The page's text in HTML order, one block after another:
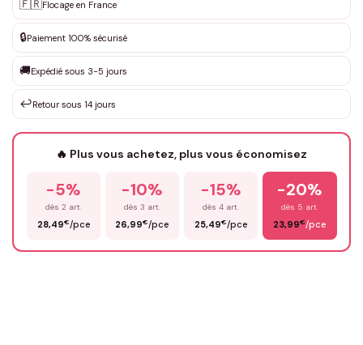
✨
DEVIS GRATUIT · Personnalisation de 3 à 10€ selon la demande
Que souhaitez-vous ?*
Votre texte / idée*
Prénom*
🇫🇷Flocage en France
🔒Paiement 100% sécurisé
🚚Expédié sous 3-5 jours
↩️Retour sous 14 jours
🔥 Plus vous achetez, plus vous économisez
-5%
dès 2 art.
28,49€/pce
-10%
dès 3 art.
26,99€/pce
-15%
dès 4 art.
25,49€/pce
-20%
dès 5 art.
23,99€/pce